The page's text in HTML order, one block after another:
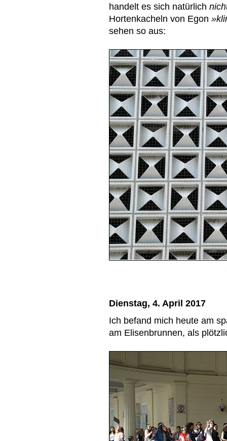
handelt es sich natürlich
Hortenkacheln von Egon
sehen so aus:
Dienstag, 4. April 2017
Ich befand mich heute am
am Elisenbrunnen, als